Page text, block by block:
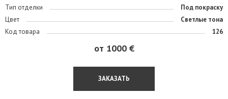
Тип отделки
Под покраску
Цвет
Светлые тона
Код товара
126
от 1000 €
ЗАКАЗАТЬ